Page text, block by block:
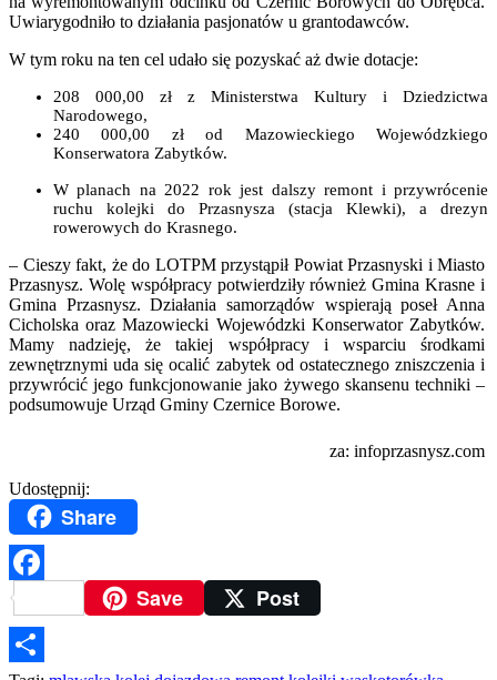
Uwiarygodniło to działania pasjonatów u grantodawców.
W tym roku na ten cel udało się pozyskać aż dwie dotacje:
208 000,00 zł z Ministerstwa Kultury i Dziedzictwa
Narodowego,
240 000,00 zł od Mazowieckiego Wojewódzkiego
Konserwatora Zabytków.
W planach na 2022 rok jest dalszy remont i przywrócenie
ruchu kolejki do Przasnysza (stacja Klewki), a drezyn
rowerowych do Krasnego.
– Cieszy fakt, że do LOTPM przystąpił Powiat Przasnyski i Miasto
Przasnysz. Wolę współpracy potwierdziły również Gmina Krasne i
Gmina Przasnysz. Działania samorządów wspierają poseł Anna
Cicholska oraz Mazowiecki Wojewódzki Konserwator Zabytków.
Mamy nadzieję, że takiej współpracy i wsparciu środkami
zewnętrznymi uda się ocalić zabytek od ostatecznego zniszczenia i
przywrócić jego funkcjonowanie jako żywego skansenu techniki –
podsumowuje Urząd Gminy Czernice Borowe.
za: infoprzasnysz.com
Udostępnij:
Share
FacebookSave Post